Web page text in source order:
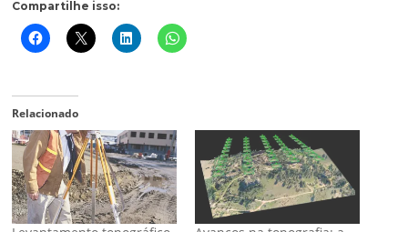
Compartilhe isso:
Relacionado